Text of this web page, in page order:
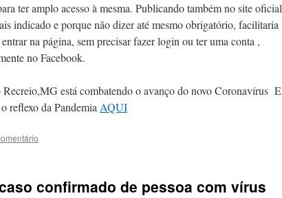
ter amplo acesso à mesma. Publicando também no site oficial
indicado e porque não dizer até mesmo obrigatório, facilitaria
na página, sem precisar fazer login ou ter uma conta ,
no Facebook.
Recreio,MG está combatendo o avanço do novo Coronavírus E
da Pandemia AQUI
confirmado de pessoa com vírus